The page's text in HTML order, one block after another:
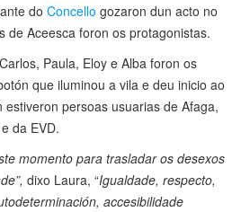
do Concello gozaron dun acto no
de Aceesca foron os protagonistas.
Paula, Eloy e Alba foron os
que iluminou a vila e deu inicio ao
estiveron persoas usuarias de Afaga,
da EVD.
momento para trasladar os desexos
dixo Laura, “Igualdade, respecto,
accesibilidade